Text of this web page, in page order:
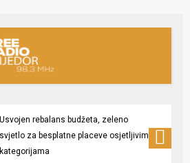
Usvojen rebalans budžeta, zeleno
svjetlo za besplatne placeve osjetljivim
kategorijama